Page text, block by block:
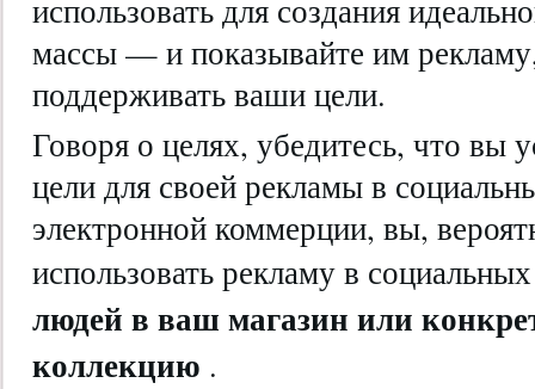
использовать для создания
массы — и показывайте им
поддерживать ваши цели.
Говоря о целях, убедитесь, что вы
цели для своей рекламы в
электронной коммерции, вы,
использовать рекламу в
людей в ваш магазин или
коллекцию .